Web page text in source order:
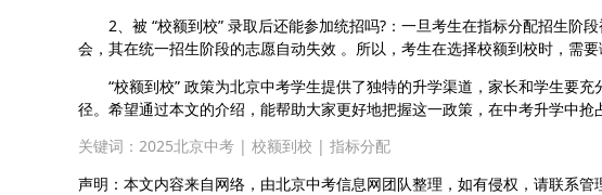
2、被 “校额到校” 录取后还能参加统招吗?：一旦考生在指标分配招生阶段
会，其在统一招生阶段的志愿自动失效 。所以，考生在选择校额到校时，需
“校额到校” 政策为北京中考学生提供了独特的升学渠道，家长和学生要充
径。希望通过本文的介绍，能帮助大家更好地把握这一政策，在中考升学中抢
关键词： 2025北京中考 | 校额到校 | 指标分配
声明：本文内容来自网络，由北京中考信息网团队整理，如有侵权，请联系管